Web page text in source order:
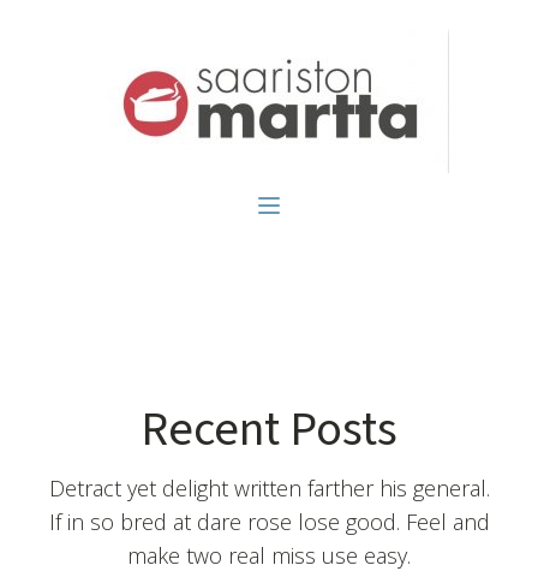
Recent Posts
Detract yet delight written farther his general.
If in so bred at dare rose lose good. Feel and
make two real miss use easy.